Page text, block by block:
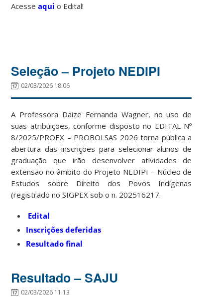
Acesseaquio Edital!
Seleção – Projeto NEDIPI
02/03/2026 18:06
A Professora Daize Fernanda Wagner, no uso de
suas atribuições, conforme disposto no EDITAL Nº
8/2025/PROEX – PROBOLSAS 2026 torna pública a
abertura das inscrições para selecionar alunos de
graduação que irão desenvolver atividades de
extensão no âmbito do Projeto NEDIPI – Núcleo de
Estudos sobre Direito dos Povos Indígenas
(registrado no SIGPEX sob o n. 202516217.
Edital
Inscrições deferidas
Resultado final
Resultado – SAJU
02/03/2026 11:13